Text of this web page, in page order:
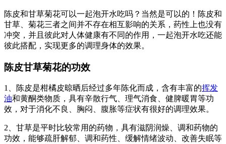
陈皮和甘草菊花可以一起泡开水吃吗？当然是可以的！陈皮和
甘草、菊花三者之间并不存在相互影响的关系，药性上也没有
冲突，并且彼此对人体健康有不同的作用，一起泡开水吃还能
彼此搭配，实现更多的调理身体的效果。
陈皮甘草菊花的功效
1、陈皮是柑橘皮晾晒后经过多年陈化而成，含有丰富的挥发
油和黄酮类物质，具有辛散行气、理气消食、健脾暖胃等功
效，对于消化不良、胸闷、腹胀等症状有很好的调理效果。
2、甘草是平时比较常用的药物，具有滋阴润燥、调和药物的
功效，能够疏肝解郁、调和药性、缓解情绪波动、改善失眠等